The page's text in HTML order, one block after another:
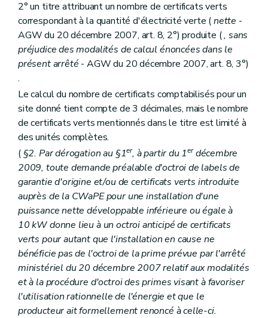
2° un titre attribuant un nombre de certificats verts
correspondant à la quantité d'électricité verte (nette -
AGW du 20 décembre 2007, art. 8, 2°) produite (, sans
préjudice des modalités de calcul énoncées dans le
présent arrêté - AGW du 20 décembre 2007, art. 8, 3°)
.
Le calcul du nombre de certificats comptabilisés pour un
site donné tient compte de 3 décimales, mais le nombre
de certificats verts mentionnés dans le titre est limité à
des unités complètes.
( §2. Par dérogation au §1er, à partir du 1erdécembre
2009, toute demande préalable d'octroi de labels de
garantie d'origine et/ou de certificats verts introduite
auprès de la CWaPE pour une installation d'une
puissance nette développable inférieure ou égale à
10 kW donne lieu à un octroi anticipé de certificats
verts pour autant que l'installation en cause ne
bénéficie pas de l'octroi de la prime prévue par l'arrêté
ministériel du 20 décembre 2007 relatif aux modalités
et à la procédure d'octroi des primes visant à favoriser
l'utilisation rationnelle de l'énergie et que le
producteur ait formellement renoncé à celle-ci.